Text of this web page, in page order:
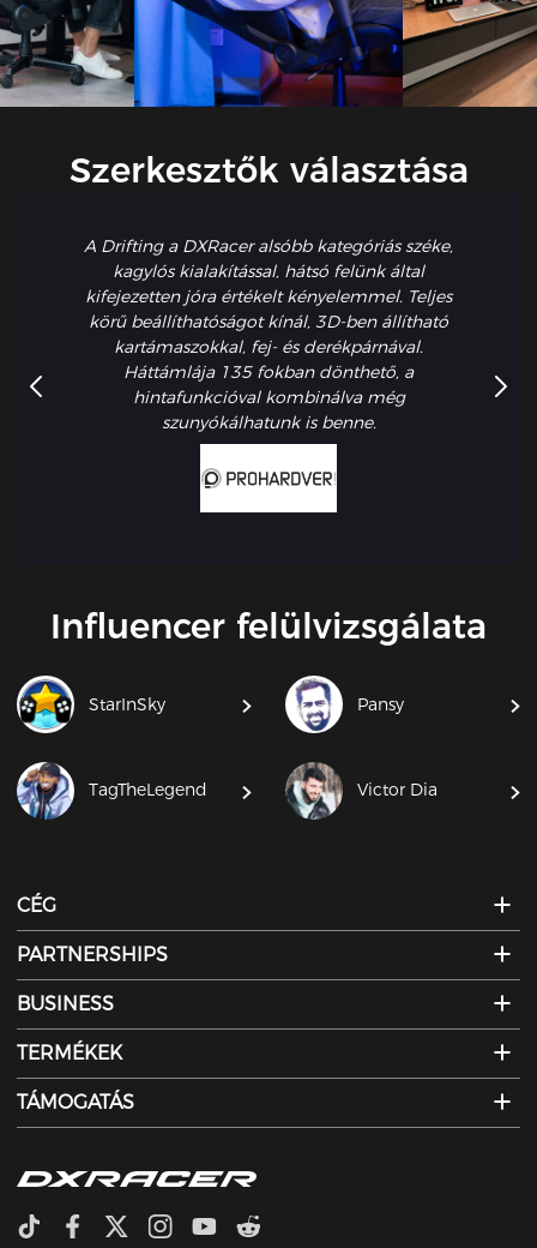
Szerkesztők választása
A Drifting a DXRacer alsóbb kategóriás széke,
kagylós kialakítással, hátsó felünk által
kifejezetten jóra értékelt kényelemmel. Teljes
körű beállíthatóságot kínál, 3D-ben állítható
kartámaszokkal, fej- és derékpárnával.
Háttámlája 135 fokban dönthető, a
hintafunkcióval kombinálva még
szunyókálhatunk is benne.
Influencer felülvizsgálata
StarInSky Pansy
TagTheLegend Victor Dia
CÉG
PARTNERSHIPS
BUSINESS
TERMÉKEK
TÁMOGATÁS